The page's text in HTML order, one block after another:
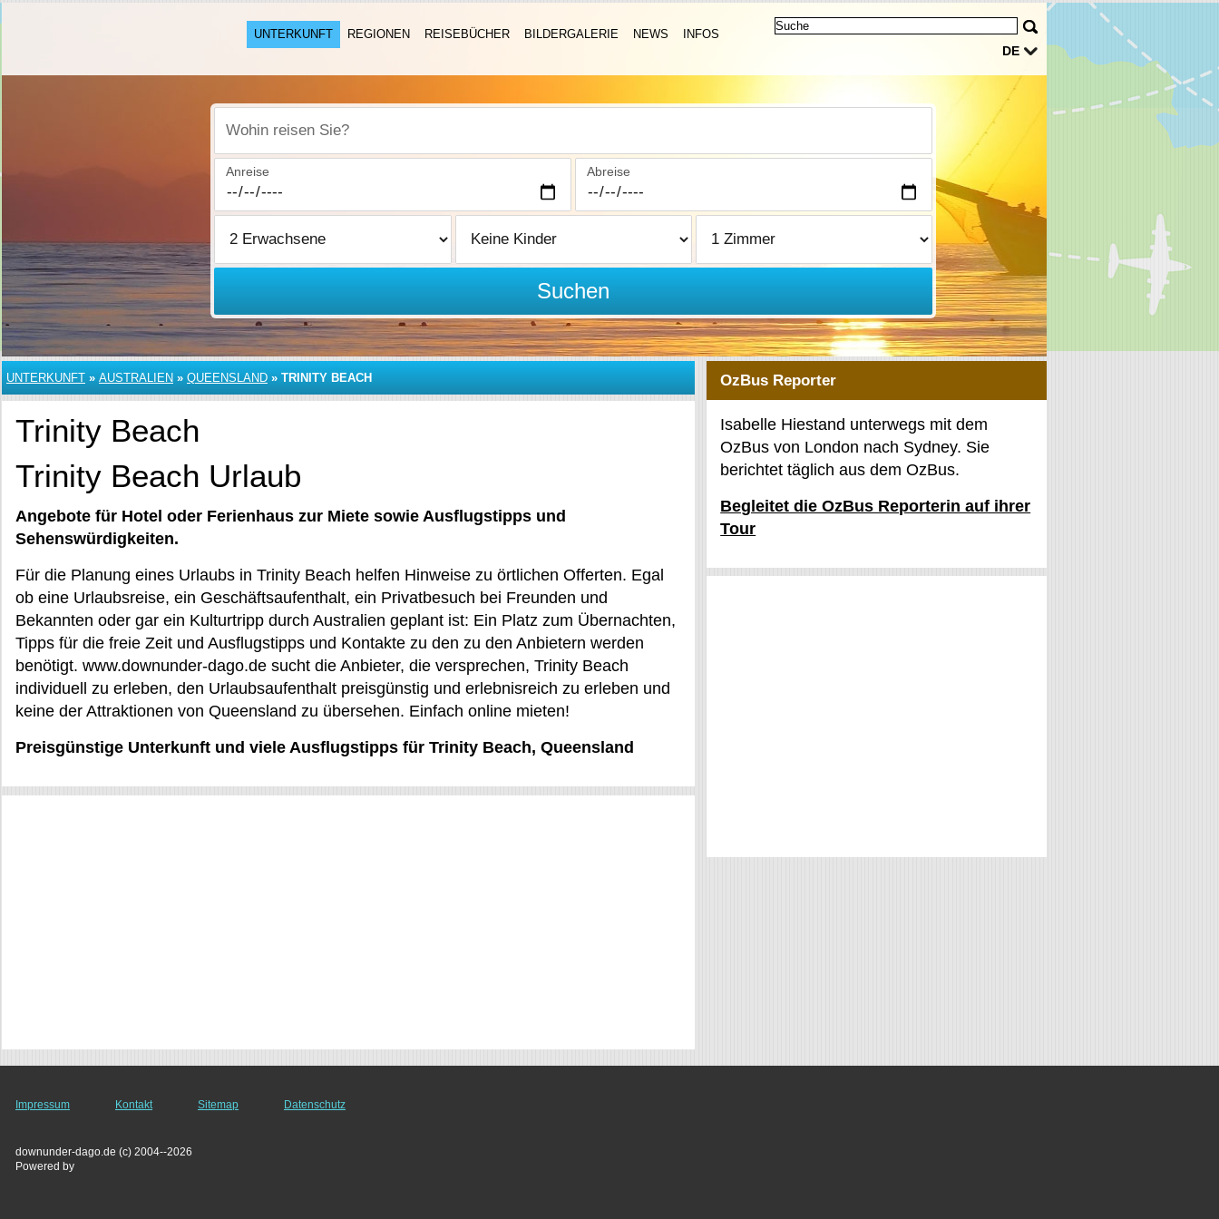
DE
UNTERKUNFT REGIONEN REISEBÜCHER BILDERGALERIE NEWS INFOS
Wohin reisen Sie?
Anreise Abreise
Suchen
UNTERKUNFT » AUSTRALIEN » QUEENSLAND » TRINITY BEACH
Trinity Beach
Trinity Beach Urlaub
Angebote für Hotel oder Ferienhaus zur Miete sowie Ausflugstipps und
Sehenswürdigkeiten.
Für die Planung eines Urlaubs in Trinity Beach helfen Hinweise zu örtlichen Offerten. Egal
ob eine Urlaubsreise, ein Geschäftsaufenthalt, ein Privatbesuch bei Freunden und
Bekannten oder gar ein Kulturtripp durch Australien geplant ist: Ein Platz zum Übernachten,
Tipps für die freie Zeit und Ausflugstipps und Kontakte zu den zu den Anbietern werden
benötigt. www.downunder-dago.de sucht die Anbieter, die versprechen, Trinity Beach
individuell zu erleben, den Urlaubsaufenthalt preisgünstig und erlebnisreich zu erleben und
keine der Attraktionen von Queensland zu übersehen. Einfach online mieten!
Preisgünstige Unterkunft und viele Ausflugstipps für Trinity Beach, Queensland
OzBus Reporter
Isabelle Hiestand unterwegs mit dem
OzBus von London nach Sydney. Sie
berichtet täglich aus dem OzBus.
Begleitet die OzBus Reporterin auf ihrer
Tour
Impressum Kontakt Sitemap Datenschutz
downunder-dago.de (c) 2004--2026
Powered by